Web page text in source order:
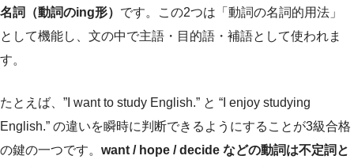
名詞（動詞のing形） です。この2つは「動詞の名詞的用法」
として機能し、文の中で主語・目的語・補語として使われま
す。
たとえば、”I want to study English.” と “I enjoy studying
English.” の違いを瞬時に判断できるようにすることが3級合格
の鍵の一つです。 want / hope / decide などの動詞は不定詞と